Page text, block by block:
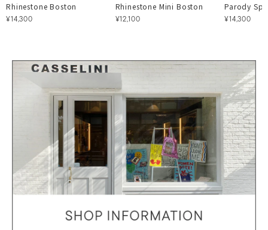
Rhinestone Boston
¥14,300
Rhinestone Mini Boston
¥12,100
Parody
¥14,300